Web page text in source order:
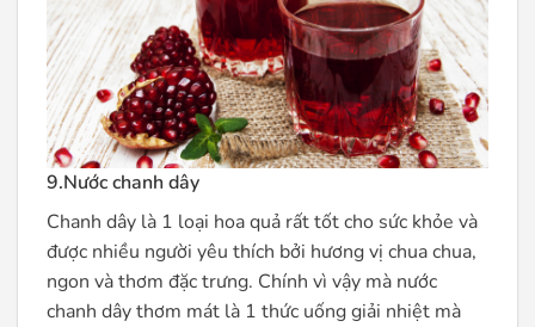
9.Nước chanh dây
Chanh dây là 1 loại hoa quả rất tốt cho sức khỏe và
được nhiều người yêu thích bởi hương vị chua chua,
ngon và thơm đặc trưng. Chính vì vậy mà nước
chanh dây thơm mát là 1 thức uống giải nhiệt mà